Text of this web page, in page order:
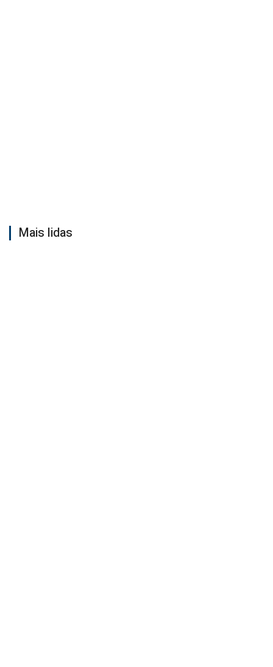
Mais lidas